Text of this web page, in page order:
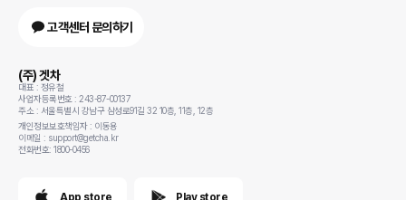
고객센터 문의하기
(주) 겟차
대표 : 정유철
사업자등록번호 : 243-87-00137
주소 : 서울특별시 강남구 삼성로91길 32 10층, 11층, 12층
개인정보보호책임자 : 이동용
이메일 : support@getcha.kr
전화번호: 1800-0456
App store Play store